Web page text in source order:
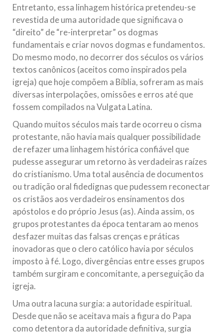
Entretanto, essa linhagem histórica pretendeu-se
revestida de uma autoridade que significava o
“direito” de “re-interpretar” os dogmas
fundamentais e criar novos dogmas e fundamentos.
Do mesmo modo, no decorrer dos séculos os vários
textos canônicos (aceitos como inspirados pela
igreja) que hoje compõem a Bíblia, sofreram as mais
diversas interpolações, omissões e erros até que
fossem compilados na Vulgata Latina.
Quando muitos séculos mais tarde ocorreu o cisma
protestante, não havia mais qualquer possibilidade
de refazer uma linhagem histórica confiável que
pudesse assegurar um retorno às verdadeiras raízes
do cristianismo. Uma total ausência de documentos
ou tradição oral fidedignas que pudessem reconectar
os cristãos aos verdadeiros ensinamentos dos
apóstolos e do próprio Jesus (as). Ainda assim, os
grupos protestantes da época tentaram ao menos
desfazer muitas das falsas crenças e práticas
inovadoras que o clero católico havia por séculos
imposto à fé. Logo, divergências entre esses grupos
também surgiram e concomitante, a perseguição da
igreja.
Uma outra lacuna surgia: a autoridade espiritual.
Desde que não se aceitava mais a figura do Papa
como detentora da autoridade definitiva, surgia